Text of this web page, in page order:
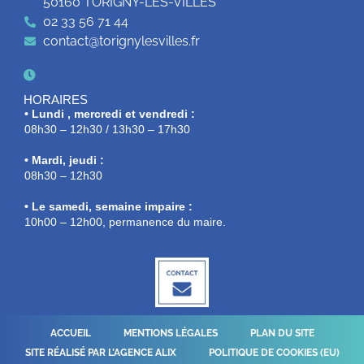
02 33 56 71 44
contact@torignylesvilles.fr
HORAIRES
• Lundi , mercredi et vendredi :
08h30 – 12h30 / 13h30 – 17h30
• Mardi, jeudi :
08h30 – 12h30
• Le samedi, semaine impaire :
10h00 – 12h00, permanence du maire.
ACCUEIL MENTIONS LÉGALES
PLAN DU SITE
SITE RÉALISÉ PAR L’AGENCE ALIX
POLITIQUE DE COOKIES (EU)